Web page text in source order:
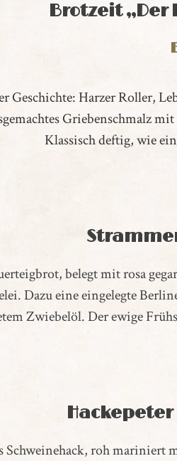
Brotzeit „Der
Geschichte: Harzer Roller,
Griebenschmalz
Klassisch deftig, wie
belegt mit rosa
Dazu eine eingelegte
Zwiebelöl. Der ewige
Schweinehack, roh